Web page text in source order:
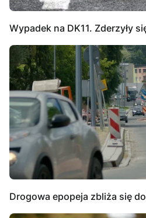
Wypadek na DK11. Zderzyły
Drogowa epopeja zbliża się